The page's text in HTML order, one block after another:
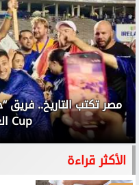
Cup العالمية لكرة...
الأكثر قراءة